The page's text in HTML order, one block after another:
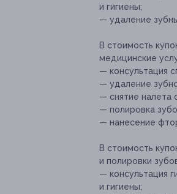
и гигиены;
— удаление
В стоимость
медицинские
— консультация
— удаление
— снятие налета
— полировка
— нанесение
В стоимость
и полировки
— консультация
и гигиены;